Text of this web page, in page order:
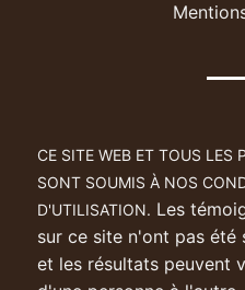
CE SITE WEB ET TOUS LES
SONT SOUMIS À NOS
D'UTILISATION. Les
sur ce site n'ont pas été
et les résultats peuvent